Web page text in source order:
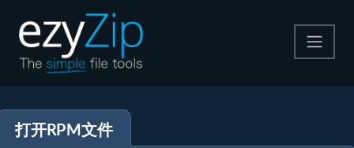
解压
打开RPM文件